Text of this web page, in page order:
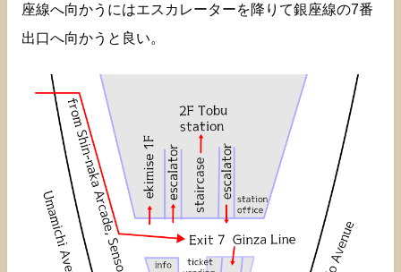
座線へ向かうにはエスカレーターを降りて銀座線の7番
出口へ向かうと良い。